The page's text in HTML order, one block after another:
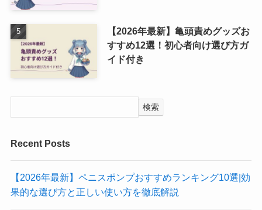
【2026年最新】亀頭責めグッズお
すすめ12選！初心者向け選び方ガ
イド付き
検索
Recent Posts
【2026年最新】ペニスポンプおすすめランキング10選|効
果的な選び方と正しい使い方を徹底解説